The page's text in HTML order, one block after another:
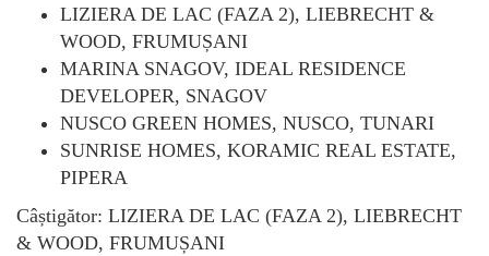
LIZIERA DE LAC (FAZA 2), LIEBRECHT &
WOOD, FRUMUȘANI
MARINA SNAGOV, IDEAL RESIDENCE
DEVELOPER, SNAGOV
NUSCO GREEN HOMES, NUSCO, TUNARI
SUNRISE HOMES, KORAMIC REAL ESTATE,
PIPERA
Câștigător: LIZIERA DE LAC (FAZA 2), LIEBRECHT
& WOOD, FRUMUȘANI